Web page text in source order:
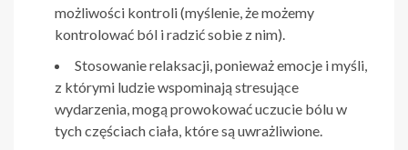
możliwości kontroli (myślenie, że możemy
kontrolować ból i radzić sobie z nim).
Stosowanie relaksacji, ponieważ emocje i myśli,
z którymi ludzie wspominają stresujące
wydarzenia, mogą prowokować uczucie bólu w
tych częściach ciała, które są uwrażliwione.